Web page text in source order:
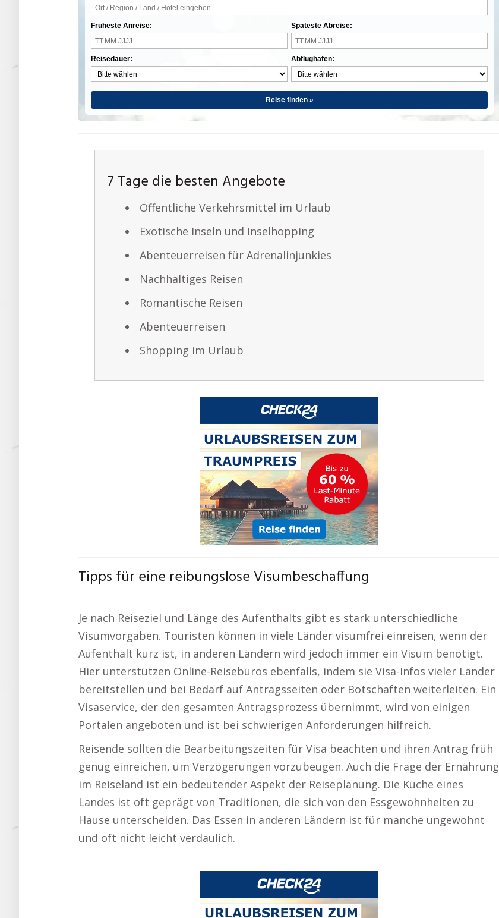
Früheste Anreise:
Reisedauer:
Späteste Abreise:
Abflughafen:
Reise finden »
7 Tage die besten Angebote
Öffentliche Verkehrsmittel im Urlaub
Exotische Inseln und Inselhopping
Abenteuerreisen für Adrenalinjunkies
Nachhaltiges Reisen
Romantische Reisen
Abenteuerreisen
Shopping im Urlaub
Tipps für eine reibungslose Visumbeschaffung
Je nach Reiseziel und Länge des Aufenthalts gibt es stark unterschiedliche
Visumvorgaben. Touristen können in viele Länder visumfrei einreisen, wenn der
Aufenthalt kurz ist, in anderen Ländern wird jedoch immer ein Visum benötigt.
Hier unterstützen Online-Reisebüros ebenfalls, indem sie Visa-Infos vieler Länder
bereitstellen und bei Bedarf auf Antragsseiten oder Botschaften weiterleiten. Ein
Visaservice, der den gesamten Antragsprozess übernimmt, wird von einigen
Portalen angeboten und ist bei schwierigen Anforderungen hilfreich.
Reisende sollten die Bearbeitungszeiten für Visa beachten und ihren Antrag früh
genug einreichen, um Verzögerungen vorzubeugen. Auch die Frage der Ernährung
im Reiseland ist ein bedeutender Aspekt der Reiseplanung. Die Küche eines
Landes ist oft geprägt von Traditionen, die sich von den Essgewohnheiten zu
Hause unterscheiden. Das Essen in anderen Ländern ist für manche ungewohnt
und oft nicht leicht verdaulich.